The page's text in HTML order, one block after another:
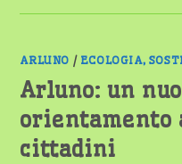
ARLUNO / ECOLOGIA,
Arluno: un
orientamento
cittadini